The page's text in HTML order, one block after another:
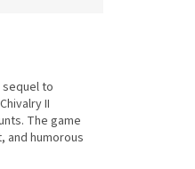
sequel to
II
The game
humorous